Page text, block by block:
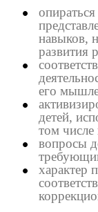
навыков,
развития
его
детей,
том
вопросы
характер